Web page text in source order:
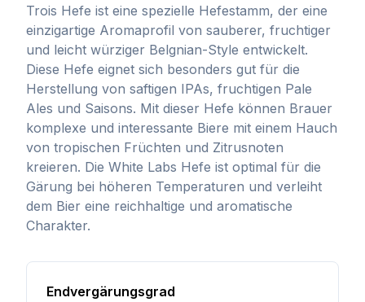
Trois Hefe ist eine spezielle Hefestamm, der eine
einzigartige Aromaprofil von sauberer, fruchtiger
und leicht würziger Belgnian-Style entwickelt.
Diese Hefe eignet sich besonders gut für die
Herstellung von saftigen IPAs, fruchtigen Pale
Ales und Saisons. Mit dieser Hefe können Brauer
komplexe und interessante Biere mit einem Hauch
von tropischen Früchten und Zitrusnoten
kreieren. Die White Labs Hefe ist optimal für die
Gärung bei höheren Temperaturen und verleiht
dem Bier eine reichhaltige und aromatische
Charakter.
Endvergärungsgrad